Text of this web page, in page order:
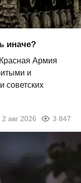
иначе?
Армия
и
советских
2 авг 2026 3 847